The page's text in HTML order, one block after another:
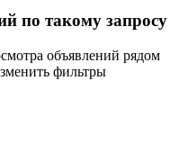
по такому запросу
объявлений рядом
фильтры